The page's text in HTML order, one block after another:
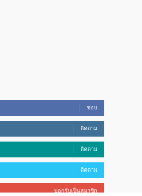
ชอบ
ติดตาม
ติดตาม
ติดตาม
บอกรับเป็นสมาชิก